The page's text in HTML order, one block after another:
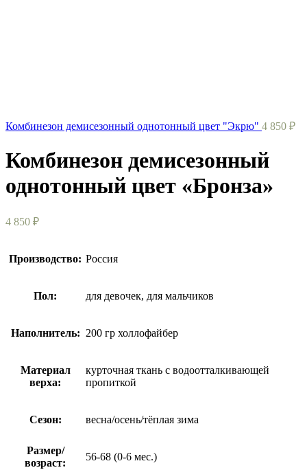
Комбинезон демисезонный однотонный цвет "Экрю" 4 850 ₽
Комбинезон демисезонный
однотонный цвет «Бронза»
4 850 ₽
Производство: Россия
Пол: для девочек, для мальчиков
Наполнитель: 200 гр холлофайбер
Материал
верха:
курточная ткань с водоотталкивающей
пропиткой
Сезон: весна/осень/тёплая зима
Размер/
возраст:
56-68 (0-6 мес.)